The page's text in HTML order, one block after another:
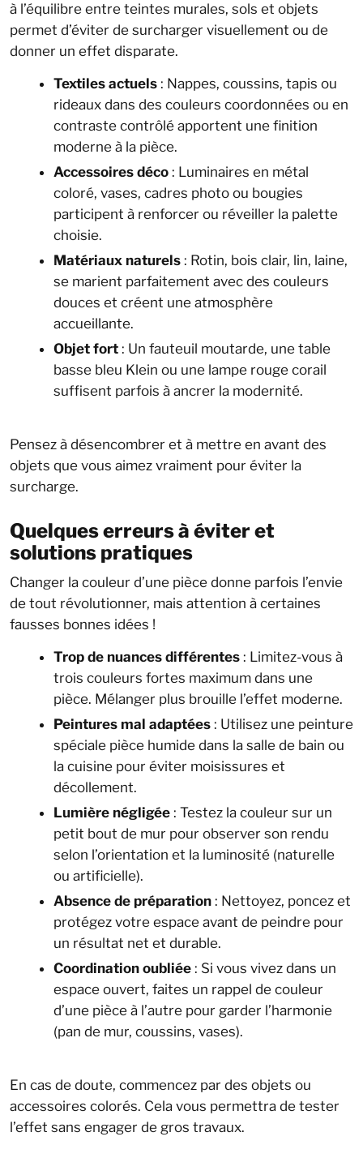
à l’équilibre entre teintes murales, sols et objets
permet d’éviter de surcharger visuellement ou de
donner un effet disparate.
Textiles actuels : Nappes, coussins, tapis ou
rideaux dans des couleurs coordonnées ou en
contraste contrôlé apportent une finition
moderne à la pièce.
Accessoires déco : Luminaires en métal
coloré, vases, cadres photo ou bougies
participent à renforcer ou réveiller la palette
choisie.
Matériaux naturels : Rotin, bois clair, lin, laine,
se marient parfaitement avec des couleurs
douces et créent une atmosphère
accueillante.
Objet fort : Un fauteuil moutarde, une table
basse bleu Klein ou une lampe rouge corail
suffisent parfois à ancrer la modernité.
Pensez à désencombrer et à mettre en avant des
objets que vous aimez vraiment pour éviter la
surcharge.
Quelques erreurs à éviter et
solutions pratiques
Changer la couleur d’une pièce donne parfois l’envie
de tout révolutionner, mais attention à certaines
fausses bonnes idées !
Trop de nuances différentes : Limitez-vous à
trois couleurs fortes maximum dans une
pièce. Mélanger plus brouille l’effet moderne.
Peintures mal adaptées : Utilisez une peinture
spéciale pièce humide dans la salle de bain ou
la cuisine pour éviter moisissures et
décollement.
Lumière négligée : Testez la couleur sur un
petit bout de mur pour observer son rendu
selon l’orientation et la luminosité (naturelle
ou artificielle).
Absence de préparation : Nettoyez, poncez et
protégez votre espace avant de peindre pour
un résultat net et durable.
Coordination oubliée : Si vous vivez dans un
espace ouvert, faites un rappel de couleur
d’une pièce à l’autre pour garder l’harmonie
(pan de mur, coussins, vases).
En cas de doute, commencez par des objets ou
accessoires colorés. Cela vous permettra de tester
l’effet sans engager de gros travaux.